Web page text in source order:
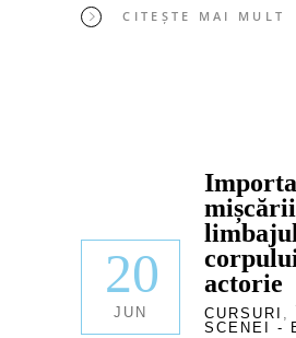
CITEȘTE MAI MULT
20
JUN
actorie
CURSURI ,
SCENEI -